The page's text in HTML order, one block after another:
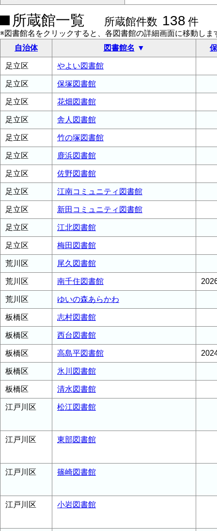
所蔵館一覧 所蔵館件数 138 件
※図書館名をクリックすると、各図書館の詳細画面に移動しま
自治体
図書館名
足立区 やよい図書館
足立区 保塚図書館
足立区 花畑図書館
足立区 舎人図書館
足立区 竹の塚図書館
足立区 鹿浜図書館
足立区 佐野図書館
足立区 江南コミュニティ図書館
足立区 新田コミュニティ図書館
足立区 江北図書館
足立区 梅田図書館
荒川区 尾久図書館
荒川区 南千住図書館
荒川区 ゆいの森あらかわ
板橋区 志村図書館
板橋区 西台図書館
板橋区 高島平図書館
板橋区 氷川図書館
板橋区 清水図書館
江戸川区 松江図書館
江戸川区 東部図書館
江戸川区 篠崎図書館
江戸川区 小岩図書館